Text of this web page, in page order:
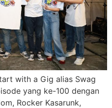
with a Gig alias Swag
yang ke-100 dengan
Rocker Kasarunk,